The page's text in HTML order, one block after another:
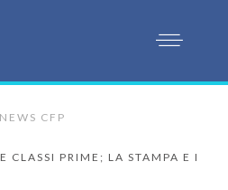
NEWS CFP
CLASSI PRIME; LA STAMPA E I